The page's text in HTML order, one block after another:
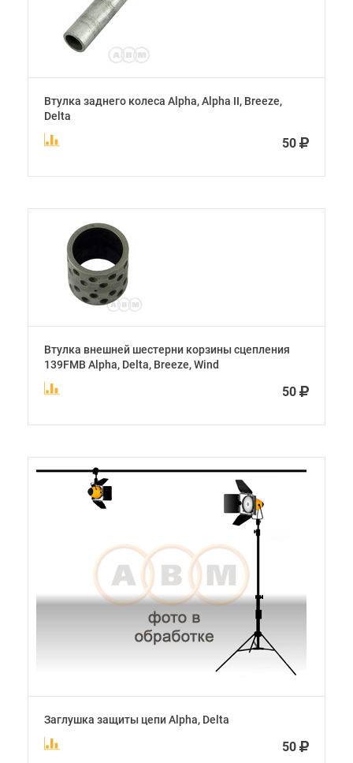
Втулка заднего колеса Alpha, Alpha II, Breeze,
Delta
50
Втулка внешней шестерни корзины сцепления
139FMB Alpha, Delta, Breeze, Wind
50
Заглушка защиты цепи Alpha, Delta
50